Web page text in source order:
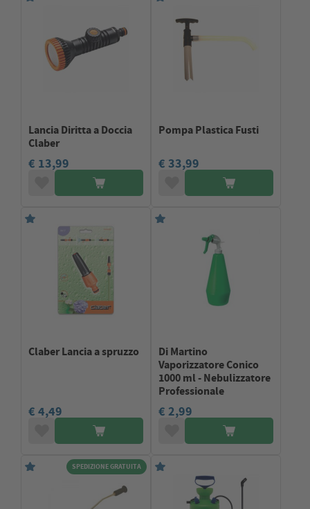
Lancia Diritta a Doccia
Claber
€ 13,99
Pompa Plastica Fusti
€ 33,99
Claber Lancia a spruzzo
€ 4,49
Di Martino
Vaporizzatore Conico
1000 ml - Nebulizzatore
Professionale
€ 2,99
SPEDIZIONE GRATUITA